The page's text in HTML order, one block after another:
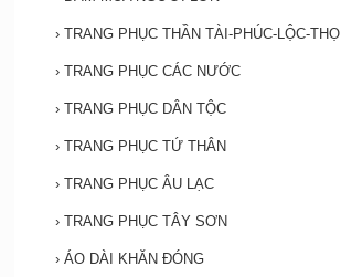
› TRANG PHỤC THẦN TÀI-PHÚC-LỘC-THỌ
› TRANG PHỤC CÁC NƯỚC
› TRANG PHỤC DÂN TỘC
› TRANG PHỤC TỨ THÂN
› TRANG PHỤC ÂU LẠC
› TRANG PHỤC TÂY SƠN
› ÁO DÀI KHĂN ĐÓNG